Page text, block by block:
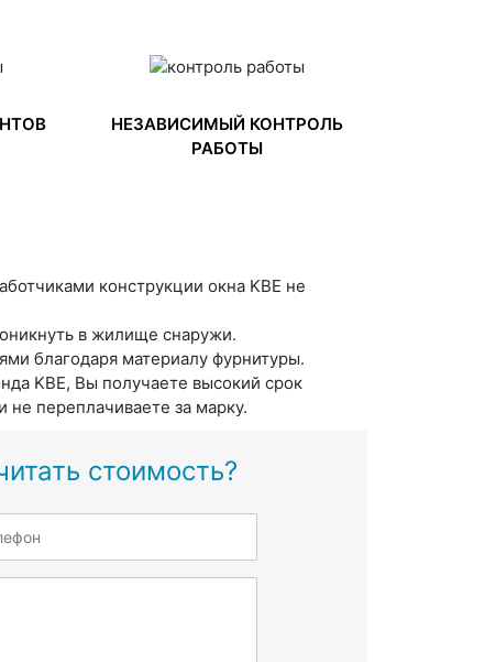
НЕЗАВИСИМЫЙ КОНТРОЛЬ
РАБОТЫ
конструкции окна KBE не
в жилище снаружи.
благодаря материалу фурнитуры.
KBE, Вы получаете высокий срок
переплачиваете за марку.
стоимость?